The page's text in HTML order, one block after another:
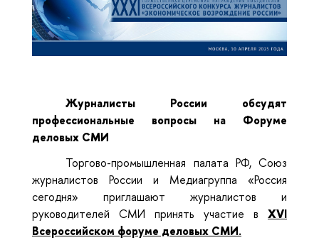
Журналисты России обсудят
профессиональные вопросы на Форуме
деловых СМИ
Торгово-промышленная палата РФ, Союз
журналистов России и Медиагруппа «Россия
сегодня» приглашают журналистов и
руководителей СМИ принять участие в XVI
Всероссийском форуме деловых СМИ.